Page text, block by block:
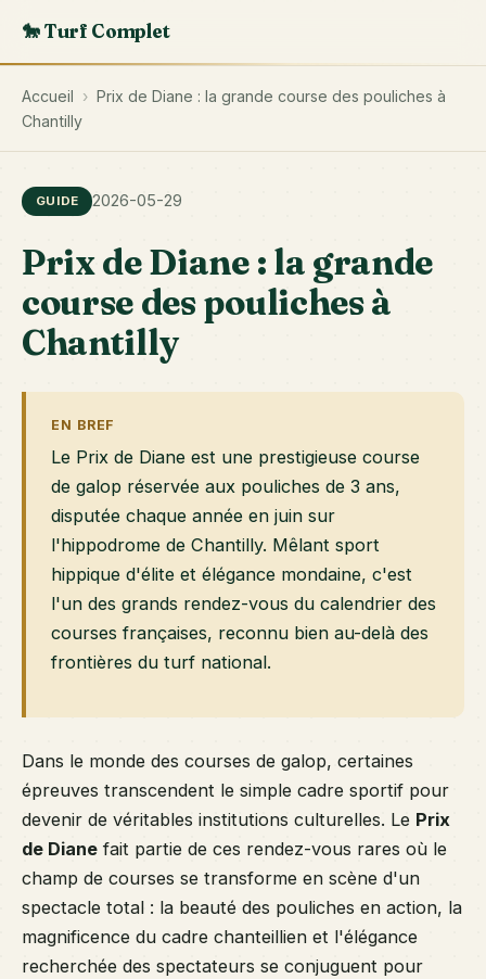
🐎 Turf Complet
Accueil › Prix de Diane : la grande course des pouliches à
Chantilly
GUIDE 2026-05-29
Prix de Diane : la grande
course des pouliches à
Chantilly
EN BREF
Le Prix de Diane est une prestigieuse course
de galop réservée aux pouliches de 3 ans,
disputée chaque année en juin sur
l'hippodrome de Chantilly. Mêlant sport
hippique d'élite et élégance mondaine, c'est
l'un des grands rendez-vous du calendrier des
courses françaises, reconnu bien au-delà des
frontières du turf national.
Dans le monde des courses de galop, certaines
épreuves transcendent le simple cadre sportif pour
devenir de véritables institutions culturelles. Le Prix
de Diane fait partie de ces rendez-vous rares où le
champ de courses se transforme en scène d'un
spectacle total : la beauté des pouliches en action, la
magnificence du cadre chanteillien et l'élégance
recherchée des spectateurs se conjuguent pour